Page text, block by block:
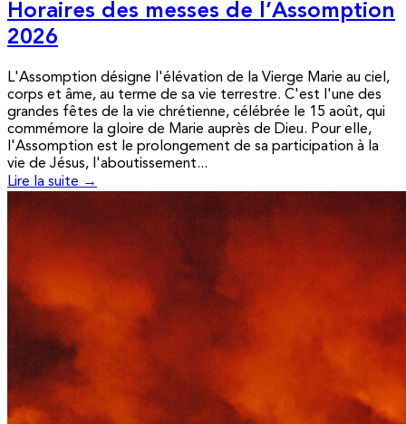
Horaires des messes de l’Assomption
2026
L'Assomption désigne l'élévation de la Vierge Marie au ciel,
corps et âme, au terme de sa vie terrestre. C'est l'une des
grandes fêtes de la vie chrétienne, célébrée le 15 août, qui
commémore la gloire de Marie auprès de Dieu. Pour elle,
l'Assomption est le prolongement de sa participation à la
vie de Jésus, l'aboutissement...
Lire la suite →